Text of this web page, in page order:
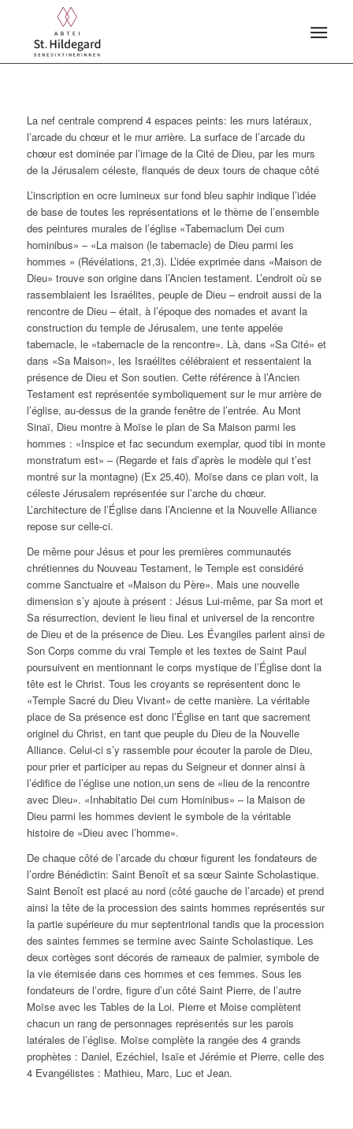
La nef centrale comprend 4 espaces peints: les murs latéraux,
l’arcade du chœur et le mur arrière. La surface de l’arcade du
chœur est dominée par l’image de la Cité de Dieu, par les murs
de la Jérusalem céleste, flanqués de deux tours de chaque côté
L’inscription en ocre lumineux sur fond bleu saphir indique l’idée
de base de toutes les représentations et le thème de l’ensemble
des peintures murales de l’église «Tabernaclum Dei cum
hominibus» – «La maison (le tabernacle) de Dieu parmi les
hommes » (Révélations, 21,3). L’idée exprimée dans «Maison de
Dieu» trouve son origine dans l’Ancien testament. L’endroit où se
rassemblaient les Israélites, peuple de Dieu – endroit aussi de la
rencontre de Dieu – était, à l’époque des nomades et avant la
construction du temple de Jérusalem, une tente appelée
tabernacle, le «tabernacle de la rencontre». Là, dans «Sa Cité» et
dans «Sa Maison», les Israélites célébraient et ressentaient la
présence de Dieu et Son soutien. Cette référence à l’Ancien
Testament est représentée symboliquement sur le mur arrière de
l’église, au-dessus de la grande fenêtre de l’entrée. Au Mont
Sinaï, Dieu montre à Moïse le plan de Sa Maison parmi les
hommes : «Inspice et fac secundum exemplar, quod tibi in monte
monstratum est» – (Regarde et fais d’après le modèle qui t’est
montré sur la montagne) (Ex 25,40). Moïse dans ce plan voit, la
céleste Jérusalem représentée sur l’arche du chœur.
L’architecture de l’Église dans l’Ancienne et la Nouvelle Alliance
repose sur celle-ci.
De même pour Jésus et pour les premières communautés
chrétiennes du Nouveau Testament, le Temple est considéré
comme Sanctuaire et «Maison du Père». Mais une nouvelle
dimension s’y ajoute à présent : Jésus Lui-même, par Sa mort et
Sa résurrection, devient le lieu final et universel de la rencontre
de Dieu et de la présence de Dieu. Les Évangiles parlent ainsi de
Son Corps comme du vrai Temple et les textes de Saint Paul
poursuivent en mentionnant le corps mystique de l’Église dont la
tête est le Christ. Tous les croyants se représentent donc le
«Temple Sacré du Dieu Vivant» de cette manière. La véritable
place de Sa présence est donc l’Église en tant que sacrement
originel du Christ, en tant que peuple du Dieu de la Nouvelle
Alliance. Celui-ci s’y rassemble pour écouter la parole de Dieu,
pour prier et participer au repas du Seigneur et donner ainsi à
l’édifice de l’église une notion,un sens de «lieu de la rencontre
avec Dieu». «Inhabitatio Dei cum Hominibus» – la Maison de
Dieu parmi les hommes devient le symbole de la véritable
histoire de «Dieu avec l’homme».
De chaque côté de l’arcade du chœur figurent les fondateurs de
l’ordre Bénédictin: Saint Benoît et sa sœur Sainte Scholastique.
Saint Benoît est placé au nord (côté gauche de l’arcade) et prend
ainsi la tête de la procession des saints hommes représentés sur
la partie supérieure du mur septentrional tandis que la procession
des saintes femmes se termine avec Sainte Scholastique. Les
deux cortèges sont décorés de rameaux de palmier, symbole de
la vie éternisée dans ces hommes et ces femmes. Sous les
fondateurs de l’ordre, figure d’un côté Saint Pierre, de l’autre
Moïse avec les Tables de la Loi. Pierre et Moise complètent
chacun un rang de personnages représentés sur les parois
latérales de l’église. Moïse complète la rangée des 4 grands
prophètes : Daniel, Ezéchiel, Isaïe et Jérémie et Pierre, celle des
4 Evangélistes : Mathieu, Marc, Luc et Jean.